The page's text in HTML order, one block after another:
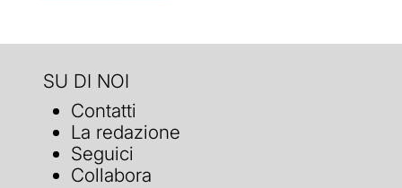
SU DI NOI
Contatti
La redazione
Seguici
Collabora